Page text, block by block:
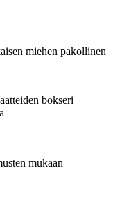
miehen pakollinen
bokseri
mukaan